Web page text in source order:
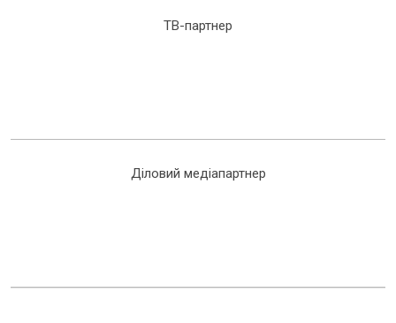
ТВ-партнер
Діловий медіапартнер